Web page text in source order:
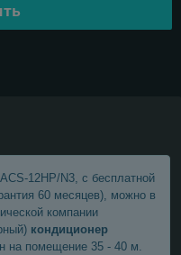
12HP/N3, с бесплатной
60 месяцев), можно в
компании
кондиционер
на помещение 35 - 40 м.